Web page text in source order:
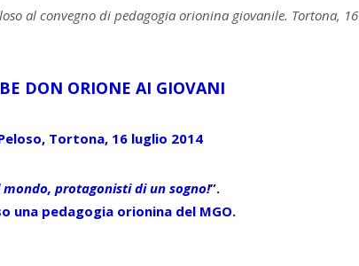
al convegno di pedagogia orionina giovanile. Tortona, 16
DON ORIONE AI GIOVANI
Tortona, 16 luglio 2014
protagonisti di un sogno!”.
una pedagogia orionina del MGO.